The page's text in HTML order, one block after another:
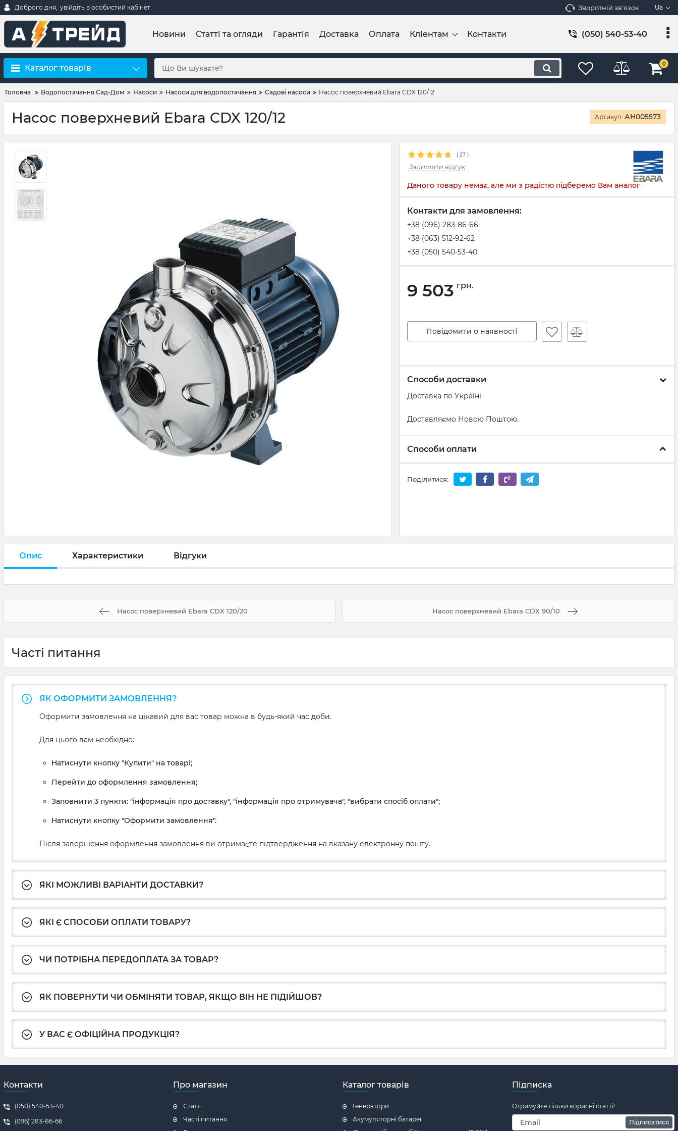
Доброго дня, увійдіть в особистий кабінет Зворотній зв'язок Ua
Новини Статті та огляди Гарантія Доставка Оплата Кліентам Контакти (050) 540-53-40
Каталог товарів 0
Головна Водопостачання Сад-Дом Насоси Насоси для водопостачання Садові насоси Насос поверхневий Ebara CDX 120/12
Насос поверхневий Ebara CDX 120/12 Артикул: АН005573
( 27 )
Залишити відгук
Даного товару немає, але ми з радістю підберемо Вам аналог
Контакти для замовлення:
+38 (096) 283-86-66
+38 (063) 512-92-62
+38 (050) 540-53-40
9 503 грн.
Повідомити о наявності
Способи доставки
Доставка по Україні
Доставляємо Новою Поштою.
Способи оплати
Поділитися:
Опис Характеристики Відгуки
Насос поверхневий Ebara CDX 120/20 Насос поверхневий Ebara CDX 90/10
Часті питання
ЯК ОФОРМИТИ ЗАМОВЛЕННЯ?
Оформити замовлення на цікавий для вас товар можна в будь-який час доби.
Для цього вам необхідно:
Натиснути кнопку "Купити" на товарі;
Перейти до оформлення замовлення;
Заповнити 3 пункти: "інформація про доставку", "інформація про отримувача", "вибрати спосіб оплати";
Натиснути кнопку "Оформити замовлення".
Після завершення оформлення замовлення ви отримаєте підтвердження на вказану електронну пошту.
ЯКІ МОЖЛИВІ ВАРІАНТИ ДОСТАВКИ?
ЯКІ Є СПОСОБИ ОПЛАТИ ТОВАРУ?
ЧИ ПОТРІБНА ПЕРЕДОПЛАТА ЗА ТОВАР?
ЯК ПОВЕРНУТИ ЧИ ОБМІНЯТИ ТОВАР, ЯКЩО ВІН НЕ ПІДІЙШОВ?
У ВАС Є ОФІЦІЙНА ПРОДУКЦІЯ?
Контакти
(050) 540-53-40
(096) 283-86-66
Про магазин
Статті
Часті питання
Каталог товарів
Генератори
Акумуляторні батареї
Підписка
Отримуйте тільки корисні статті!
Підписатися